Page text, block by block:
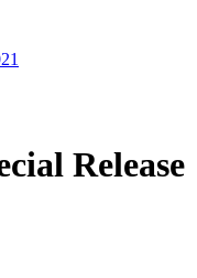
Release